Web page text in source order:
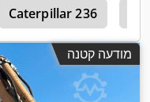
Caterpillar 236
מודעה קטנה